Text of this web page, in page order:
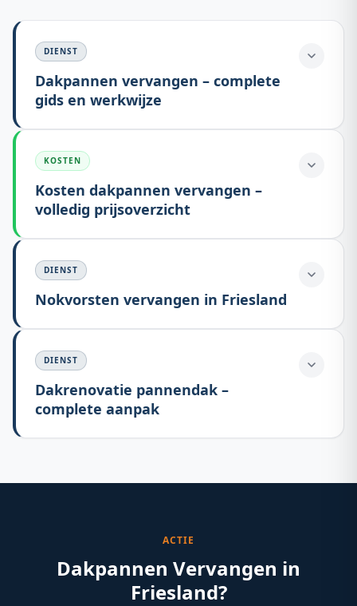
DIENST
Dakpannen vervangen – complete
gids en werkwijze
KOSTEN
Kosten dakpannen vervangen –
volledig prijsoverzicht
DIENST
Nokvorsten vervangen in Friesland
DIENST
Dakrenovatie pannendak –
complete aanpak
ACTIE
Dakpannen Vervangen in
Friesland?